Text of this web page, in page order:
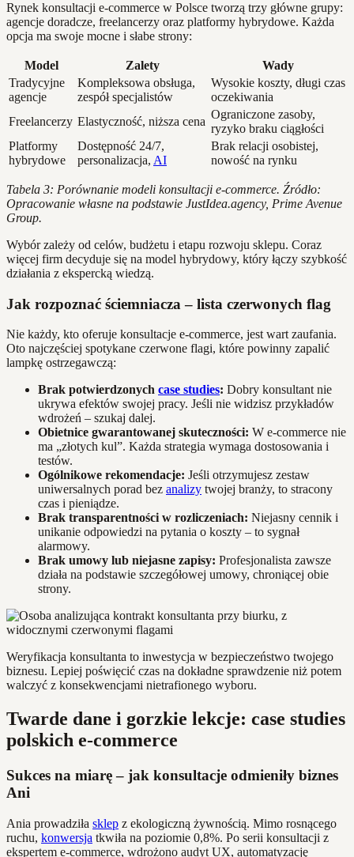
Rynek konsultacji e-commerce w Polsce tworzą trzy główne grupy:
agencje doradcze, freelancerzy oraz platformy hybrydowe. Każda
opcja ma swoje mocne i słabe strony:
Model Zalety
Wady
Tradycyjne
agencje
Kompleksowa obsługa,
zespół specjalistów
Wysokie koszty, długi czas
oczekiwania
Freelancerzy Elastyczność, niższa cena
Ograniczone zasoby,
ryzyko braku ciągłości
Platformy
hybrydowe
Dostępność 24/7,
personalizacja, AI
Brak relacji osobistej,
nowość na rynku
Tabela 3: Porównanie modeli konsultacji e-commerce. Źródło:
Opracowanie własne na podstawie JustIdea.agency, Prime Avenue
Group.
Wybór zależy od celów, budżetu i etapu rozwoju sklepu. Coraz
więcej firm decyduje się na model hybrydowy, który łączy szybkość
działania z ekspercką wiedzą.
Jak rozpoznać ściemniacza – lista czerwonych flag
Nie każdy, kto oferuje konsultacje e-commerce, jest wart zaufania.
Oto najczęściej spotykane czerwone flagi, które powinny zapalić
lampkę ostrzegawczą:
Brak potwierdzonych case studies: Dobry konsultant nie
ukrywa efektów swojej pracy. Jeśli nie widzisz przykładów
wdrożeń – szukaj dalej.
Obietnice gwarantowanej skuteczności: W e-commerce nie
ma „złotych kul”. Każda strategia wymaga dostosowania i
testów.
Ogólnikowe rekomendacje: Jeśli otrzymujesz zestaw
uniwersalnych porad bez analizy twojej branży, to stracony
czas i pieniądze.
Brak transparentności w rozliczeniach: Niejasny cennik i
unikanie odpowiedzi na pytania o koszty – to sygnał
alarmowy.
Brak umowy lub niejasne zapisy: Profesjonalista zawsze
działa na podstawie szczegółowej umowy, chroniącej obie
strony.
Weryfikacja konsultanta to inwestycja w bezpieczeństwo twojego
biznesu. Lepiej poświęcić czas na dokładne sprawdzenie niż potem
walczyć z konsekwencjami nietrafionego wyboru.
Twarde dane i gorzkie lekcje: case studies
polskich e-commerce
Sukces na miarę – jak konsultacje odmieniły biznes
Ani
Ania prowadziła sklep z ekologiczną żywnością. Mimo rosnącego
ruchu, konwersja tkwiła na poziomie 0,8%. Po serii konsultacji z
ekspertem e-commerce, wdrożono audyt UX, automatyzację